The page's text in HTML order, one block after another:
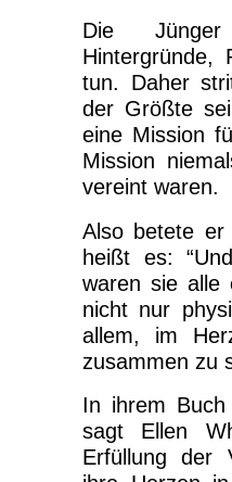
Die
Hintergründe,
tun. Daher
der Größte
eine Mission
Mission
vereint waren.
Also betete er
heißt es:
waren sie alle
nicht nur
allem, im
zusammen zu
In ihrem Buch
sagt Ellen
Erfüllung der